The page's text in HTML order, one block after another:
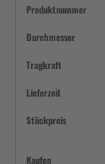
Produktnummer
Durchmesser
Tragkraft
Lieferzeit
Stückpreis
Kaufen